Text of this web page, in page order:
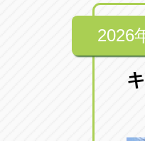
愛知県瀬
アップル
愛知県一
2026